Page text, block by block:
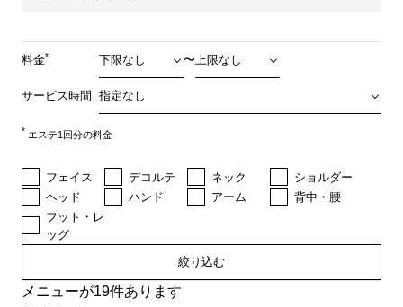
料金* 〜
サービス時間
* エステ1回分の料金
フェイス デコルテ ネック
ショルダー
ヘッド
ハンド アーム
背中・腰
フット・レ
ッグ
絞り込む
メニューが19件あります